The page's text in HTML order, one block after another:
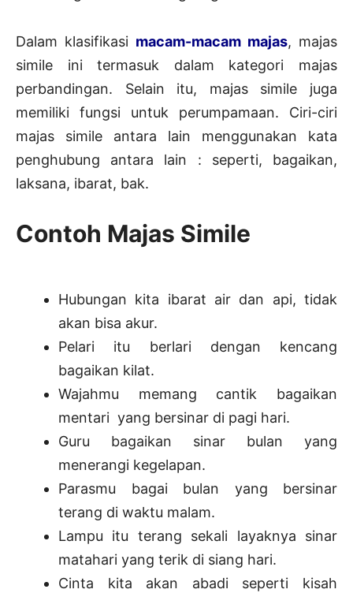
Dalam klasifikasi macam-macam majas, majas
simile ini termasuk dalam kategori majas
perbandingan. Selain itu, majas simile juga
memiliki fungsi untuk perumpamaan. Ciri-ciri
majas simile antara lain menggunakan kata
penghubung antara lain : seperti, bagaikan,
laksana, ibarat, bak.
Contoh Majas Simile
Hubungan kita ibarat air dan api, tidak
akan bisa akur.
Pelari itu berlari dengan kencang
bagaikan kilat.
Wajahmu memang cantik bagaikan
mentari yang bersinar di pagi hari.
Guru bagaikan sinar bulan yang
menerangi kegelapan.
Parasmu bagai bulan yang bersinar
terang di waktu malam.
Lampu itu terang sekali layaknya sinar
matahari yang terik di siang hari.
Cinta kita akan abadi seperti kisah